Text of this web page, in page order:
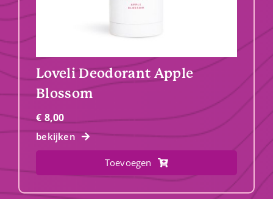
Loveli Deodorant Apple
Blossom
€8,00
bekijken
Toevoegen